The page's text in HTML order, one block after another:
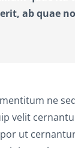
ab quae
ne
velit
ut